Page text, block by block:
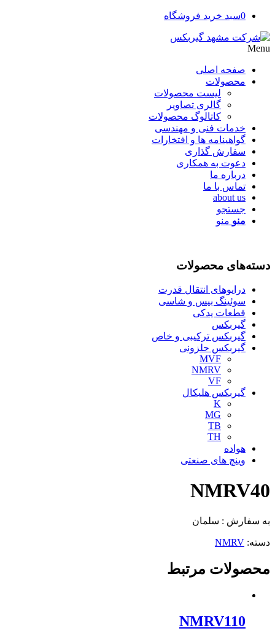
0سبد خرید فروشگاه
Menu
صفحه اصلی
محصولات
لیست محصولات
گالری تصاویر
کاتالوگ محصولات
خدمات فنی و مهندسی
گواهینامه ها و افتخارات
سفارش گذاری
دعوت به همکاری
درباره ما
تماس با ما
about us
جستجو
منو منو
دسته‌های محصولات
درایوهای انتقال قدرت
سوئینگ بیس و شاسی
قطعات یدکی
گیربکس
گیربکس ترکیبی و خاص
گیربکس حلزونی
MVF
NMRV
VF
گیربکس هلیکال
K
MG
TB
TH
هواده
وینچ های صنعتی
NMRV40
به سفارش : سلمان
دسته: NMRV
محصولات مرتبط
NMRV110